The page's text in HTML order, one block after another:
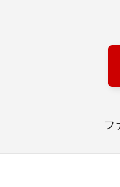
computers
shall abide by the
SOFTWARE solely
except as
decompile or